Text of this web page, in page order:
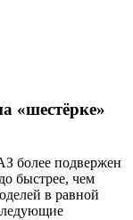
«шестёрке»
более подвержен
быстрее, чем
в равной